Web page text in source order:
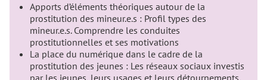
Apports d’éléments théoriques autour de la
prostitution des mineur.e.s : Profil types des
mineur.e.s. Comprendre les conduites
prostitutionnelles et ses motivations
La place du numérique dans le cadre de la
prostitution des jeunes : Les réseaux sociaux investis